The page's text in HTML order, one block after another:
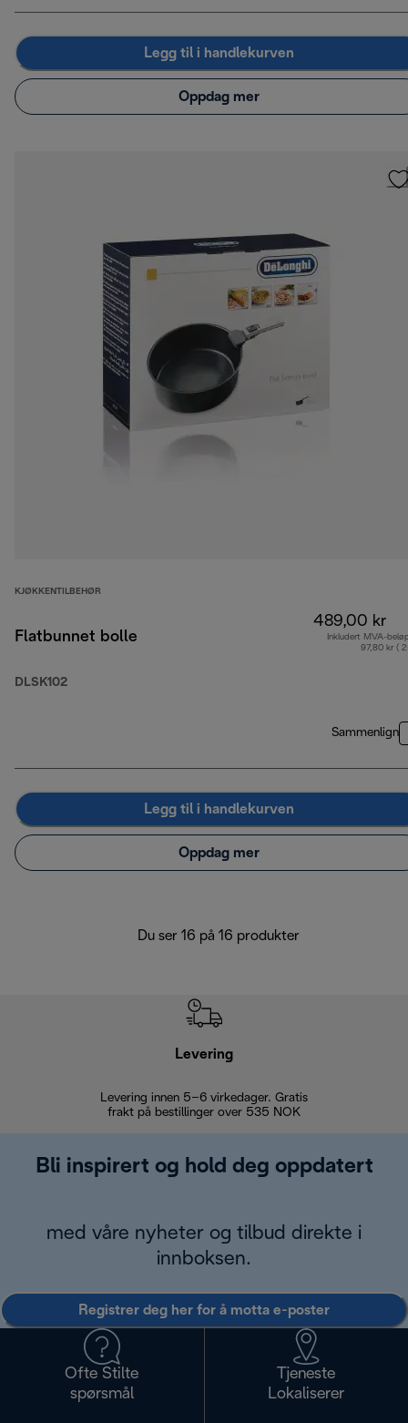
Legg til i handlekurven
Oppdag mer
KJØKKENTILBEHØR
Flatbunnet bolle
DLSK102
489,00 kr
Inkludert MVA-
97,80 kr (
Sammenlign
Legg til i handlekurven
Oppdag mer
Du ser 16 på 16 produkter
Levering
Levering innen 5–6 virkedager. Gratis
frakt på bestillinger over 535 NOK
Bli inspirert og hold deg oppdatert
med våre nyheter og tilbud direkte i
innboksen.
Registrer deg her for å motta e-poster
Ofte Stilte
spørsmål
Tjeneste
Lokaliserer